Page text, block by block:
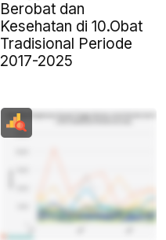
Berobat dan
Kesehatan di 10.Obat
Tradisional Periode
2017-2025